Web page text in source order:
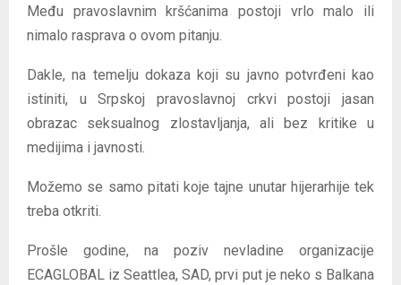
Među pravoslavnim kršćanima postoji vrlo malo ili
nimalo rasprava o ovom pitanju.
Dakle, na temelju dokaza koji su javno potvrđeni kao
istiniti, u Srpskoj pravoslavnoj crkvi postoji jasan
obrazac seksualnog zlostavljanja, ali bez kritike u
medijima i javnosti.
Možemo se samo pitati koje tajne unutar hijerarhije tek
treba otkriti.
Prošle godine, na poziv nevladine organizacije
ECAGLOBAL iz Seattlea, SAD, prvi put je neko s Balkana